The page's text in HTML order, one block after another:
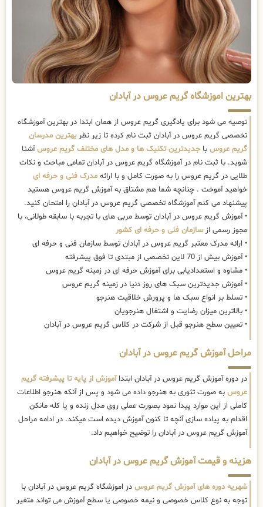
بهترین اموزشگاه گریم عروس در آبادان
توصیه می شود برای یادگیری گریم عروس از همان ابتدا در بهترین آموزشگاه
تخصصی گریم عروس در آبادان ثبت نام کرده تا زیر نظربهترین مدرسان
گریم عروس با جدیدترین تکنیک ها و مدل های مختلف گریم عروسآشنا
شوید. با ثبت نام در آموزشگاه گریم عروس در آبادان تمامی مباحث و نکات
طلایی در گریم عروس را به صورت کامل و با ارائه مدرک فنی و حرفه ای
خواهید آموخت . چنانچه شما هم مشتاق به آموزش گریم عروس هستید
پیشنهاد می کنم آموزشگاه تخصصی گریم عروس در آبادان را امتحان کنید.
• آموزش گریم عروس در آبادان توسط مربی های با تجربه با سابقه طولانی، با
مجوز رسمی ازسازمان فنی و حرفه ای کشور
• ارائه مدرک معتبر گریم عروس در آبادان توسط سازمان فنی و حرفه ای
• آموزش بیش از 70 لاین تخصصی از مبتدی تا فوق پیشرفته
• مشاوه و استعدادیابی برای آموزش حرفه ای در زمینه گریم عروس
• آموزش جدیدترین سبک های روز دنیا در زمینه گریم عروس
• تسلط بر انواع سبک ها و پرورش خلاقیت هنرجو
• بالاترین میزان رضایت و اشتغال هنرجویان
• تعیین سطح هنرجو قبل از شرکت در کلاس گریم عروس در آبادان
مراحل آموزش گریم عروس در آبادان
در دوره آموزش گریم عروس در آبادان ابتداآموزش از پایه تا پیشرفته گریم
عروس به صورت تئوری به هنرجو داده می شود و پس از آنکه هنرجو اطلاعات
کاملی از این موارد پیدا نمود بصورت عملی روی مدل زنده و یا کله مانکن
اقدام به پیاده سازی آنچه تا کنون آموزش دیده است میکند. در ادامه مراحل
آموزش گریم عروس در آبادان را توضیح خواهیم داد.
هزینه و قیمت آموزش گریم عروس در آبادان
شهریه دوره های آموزش گریم عروس در اموزشگاه گریم عروس در آبادان با
توجه به نوع کلاس خصوصی و نیمه خصوصی یا سطح آموزش می تواند متغیر